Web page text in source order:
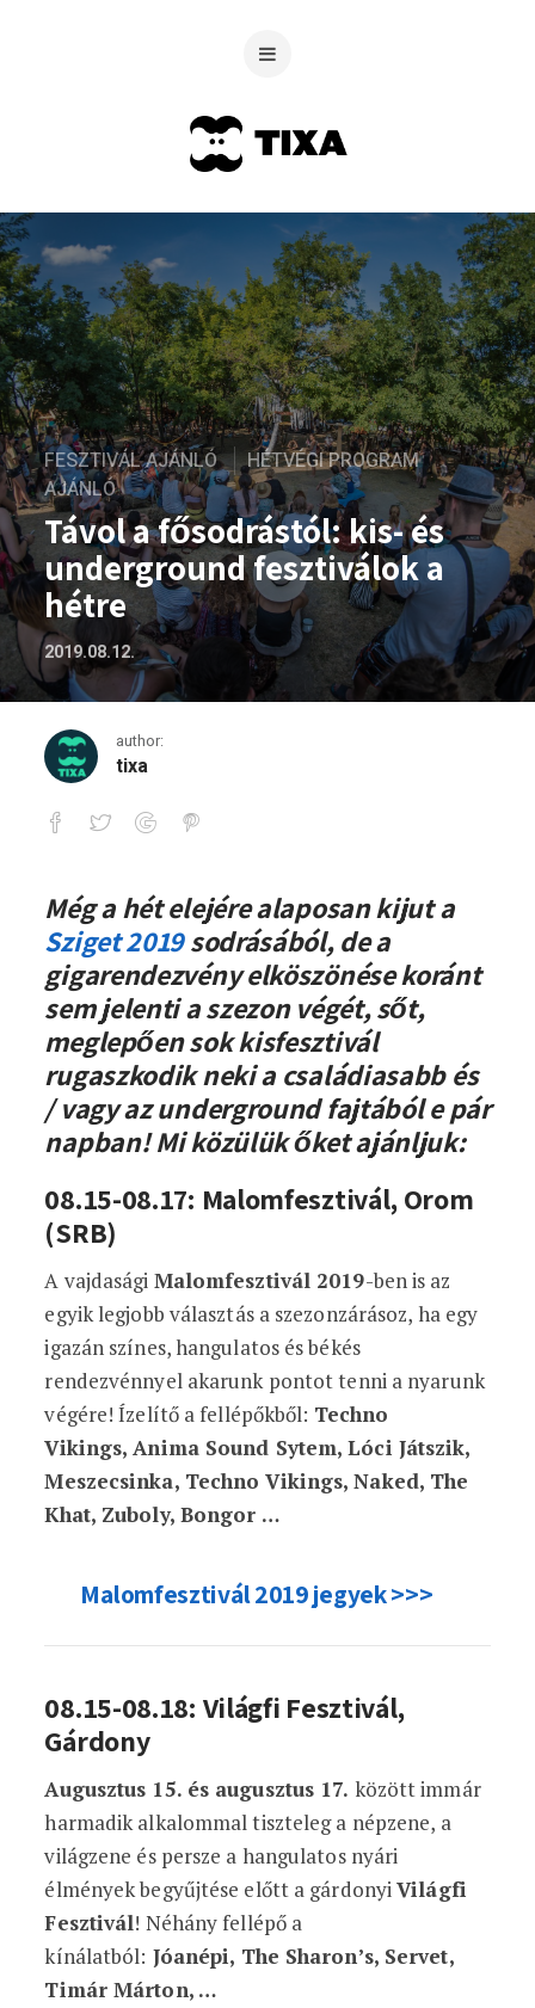
FESZTIVÁL AJÁNLÓ
HÉTVÉGI PROGRAM
AJÁNLÓ
Távol a fősodrástól: kis- és
underground fesztiválok a
hétre
2019.08.12.
author:
tixa
Távol a fősodrástól: kis- és
Még a hét elejére alaposan kijut a
Sziget 2019sodrásából, de a
gigarendezvény elköszönése koránt
sem jelenti a szezon végét, sőt,
meglepően sok kisfesztivál
rugaszkodik neki a családiasabb és
/ vagy az underground fajtából e pár
napban! Mi közülük őket ajánljuk:
08.15-08.17: Malomfesztivál, Orom
(SRB)
A vajdasági Malomfesztivál 2019-ben is az
egyik legjobb választás a szezonzárásoz, ha egy
igazán színes, hangulatos és békés
rendezvénnyel akarunk pontot tenni a nyarunk
végére! Ízelítő a fellépőkből: Techno
Vikings, Anima Sound Sytem, Lóci Játszik,
Meszecsinka, Techno Vikings, Naked, The
Khat, Zuboly, Bongor …
Malomfesztivál 2019 jegyek >>>
08.15-08.18: Világfi Fesztivál,
Gárdony
Augusztus 15. és augusztus 17. között immár
harmadik alkalommal tiszteleg a népzene, a
világzene és persze a hangulatos nyári
élmények begyűjtése előtt a gárdonyiVilágfi
Fesztivál! Néhány fellépő a
kínálatból: Jóanépi, The Sharon’s, Servet,
Timár Márton, …